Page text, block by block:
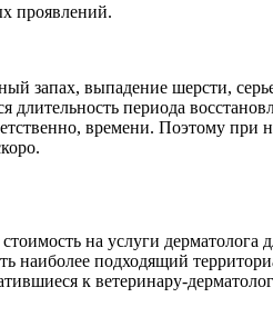
проявлений.
запах, выпадение шерсти,
периода
времени. Поэтому
на услуги дерматолога
подходящий
к ветеринару-